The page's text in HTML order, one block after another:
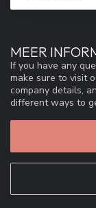
MEER
If you have any
make sure to visit
company details,
different ways to